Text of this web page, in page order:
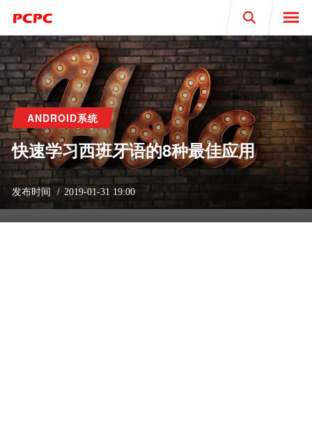
Search
ANDROID系统
快速学习西班牙语的8种最佳应用
发布时间 2019-01-31 19:00